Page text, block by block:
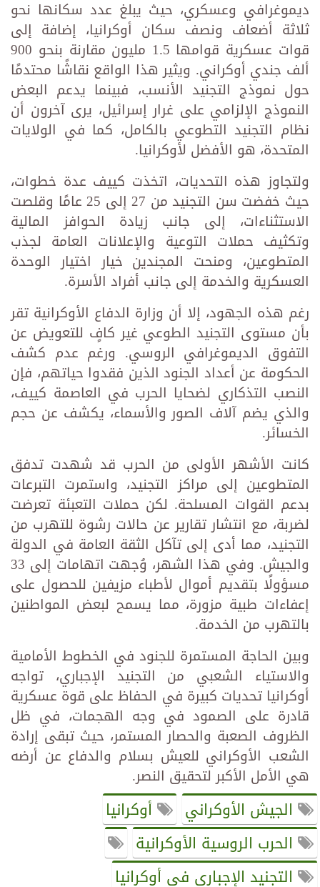
ديموغرافي وعسكري، حيث يبلغ عدد سكانها نحو
ثلاثة أضعاف ونصف سكان أوكرانيا، إضافة إلى
قوات عسكرية قوامها 1.5 مليون مقارنة بنحو 900
ألف جندي أوكراني. ويثير هذا الواقع نقاشًا محتدمًا
حول نموذج التجنيد الأنسب، فبينما يدعم البعض
النموذج الإلزامي على غرار إسرائيل، يرى آخرون أن
نظام التجنيد التطوعي بالكامل، كما في الولايات
المتحدة، هو الأفضل لأوكرانيا.
ولتجاوز هذه التحديات، اتخذت كييف عدة خطوات،
حيث خفضت سن التجنيد من 27 إلى 25 عامًا وقلصت
الاستثناءات، إلى جانب زيادة الحوافز المالية
وتكثيف حملات التوعية والإعلانات العامة لجذب
المتطوعين، ومنحت المجندين خيار اختيار الوحدة
العسكرية والخدمة إلى جانب أفراد الأسرة.
رغم هذه الجهود، إلا أن وزارة الدفاع الأوكرانية تقر
بأن مستوى التجنيد الطوعي غير كافٍ للتعويض عن
التفوق الديموغرافي الروسي. ورغم عدم كشف
الحكومة عن أعداد الجنود الذين فقدوا حياتهم، فإن
النصب التذكاري لضحايا الحرب في العاصمة كييف،
والذي يضم آلاف الصور والأسماء، يكشف عن حجم
الخسائر.
كانت الأشهر الأولى من الحرب قد شهدت تدفق
المتطوعين إلى مراكز التجنيد، واستمرت التبرعات
بدعم القوات المسلحة. لكن حملات التعبئة تعرضت
لضربة، مع انتشار تقارير عن حالات رشوة للتهرب من
التجنيد، مما أدى إلى تآكل الثقة العامة في الدولة
والجيش. وفي هذا الشهر، وُجهت اتهامات إلى 33
مسؤولًا بتقديم أموال لأطباء مزيفين للحصول على
إعفاءات طبية مزورة، مما يسمح لبعض المواطنين
بالتهرب من الخدمة.
وبين الحاجة المستمرة للجنود في الخطوط الأمامية
والاستياء الشعبي من التجنيد الإجباري، تواجه
أوكرانيا تحديات كبيرة في الحفاظ على قوة عسكرية
قادرة على الصمود في وجه الهجمات، في ظل
الظروف الصعبة والحصار المستمر، حيث تبقى إرادة
الشعب الأوكراني للعيش بسلام والدفاع عن أرضه
هي الأمل الأكبر لتحقيق النصر.
الجيش الأوكراني
أوكرانيا
الحرب الروسية الأوكرانية
التجنيد الإجباري في أوكرانيا